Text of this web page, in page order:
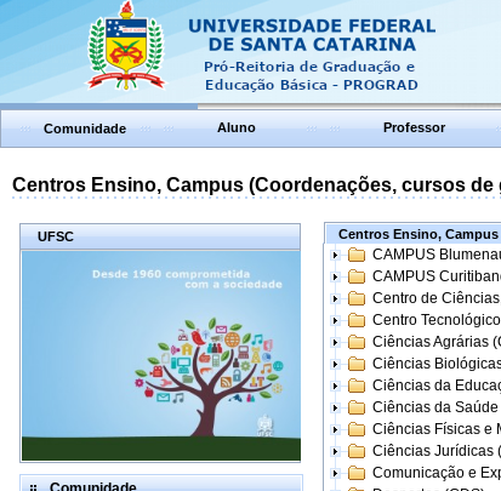
Comunidade Aluno Professor
Centros Ensino, Campus (Coordenações, cursos
UFSC Centros Ensino,
CAMPUS
CAMPUS
Centro de
Centro
Ciências Agrárias
Ciências
Ciências da
Ciências da
Ciências Físicas e
Ciências Jurídicas
Comunicação e